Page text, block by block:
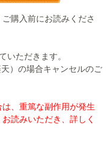
購入前にお読みくださ
いただきます。
）の場合キャンセルのご
、重篤な副作用が発生
読みいただき、詳しく